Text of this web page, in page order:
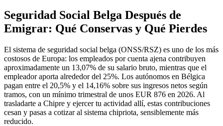
Seguridad Social Belga Después de
Emigrar: Qué Conservas y Qué Pierdes
El sistema de seguridad social belga (ONSS/RSZ) es uno de los más
costosos de Europa: los empleados por cuenta ajena contribuyen
aproximadamente un 13,07% de su salario bruto, mientras que el
empleador aporta alrededor del 25%. Los autónomos en Bélgica
pagan entre el 20,5% y el 14,16% sobre sus ingresos netos según
tramos, con un mínimo trimestral de unos EUR 876 en 2026. Al
trasladarte a Chipre y ejercer tu actividad allí, estas contribuciones
cesan y pasas a cotizar al sistema chipriota, sensiblemente más
reducido.